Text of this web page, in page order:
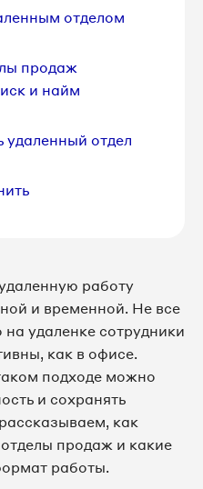
отделом
продаж
и найм
удаленный отдел
работу
и временной. Не все
на удаленке сотрудники
как в офисе.
подходе можно
и сохранять
как
продаж и какие
работы.